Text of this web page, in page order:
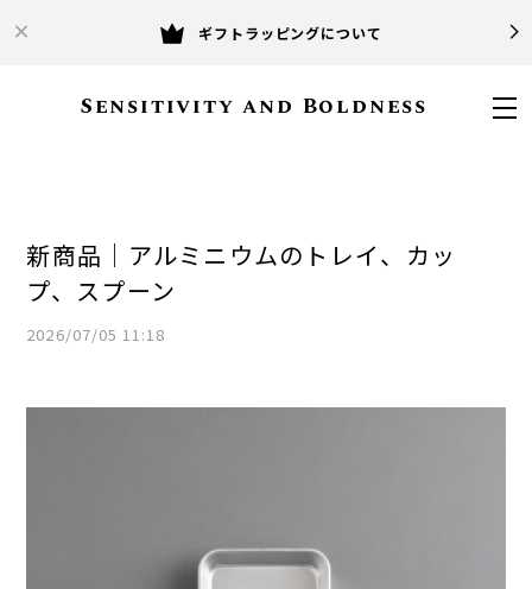
ギフトラッピングについて
Sensitivity and Boldness
新商品｜アルミニウムのトレイ、カッ
プ、スプーン
2026/07/05 11:18